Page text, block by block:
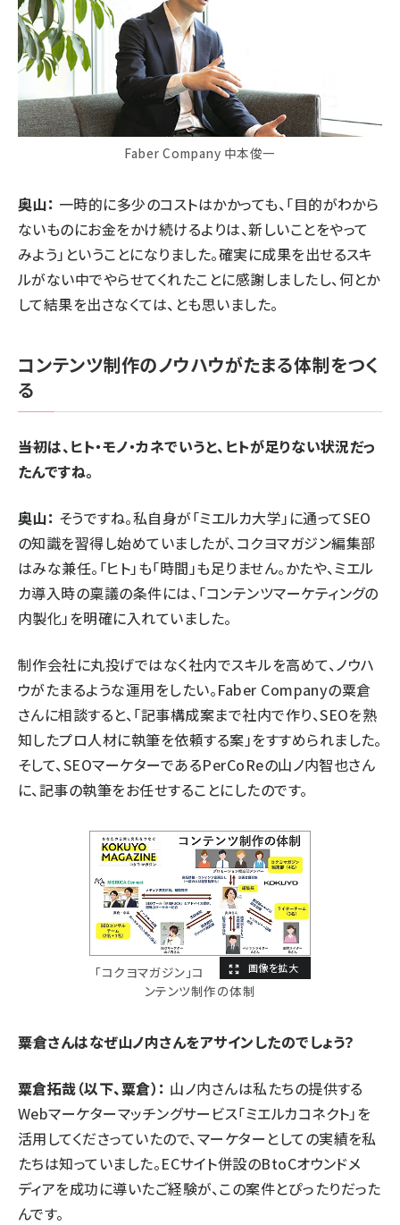
Faber Company 中本俊一
奥山： 一時的に多少のコストはかかっても、「目的がわから
ないものにお金をかけ続けるよりは、新しいことをやって
みよう」ということになりました。確実に成果を出せるスキ
ルがない中でやらせてくれたことに感謝しましたし、何とか
して結果を出さなくては、とも思いました。
コンテンツ制作のノウハウがたまる体制をつく
る
――当初は、ヒト・モノ・カネでいうと、ヒトが足りない状況だっ
たんですね。
奥山： そうですね。私自身が「ミエルカ大学 」に通ってSEO
の知識を習得し始めていましたが、コクヨマガジン編集部
はみな兼任。「ヒト」も「時間」も足りません。かたや、ミエル
カ導入時の稟議の条件には、「コンテンツマーケティングの
内製化」を明確に入れていました。
制作会社に丸投げではなく社内でスキルを高めて、ノウハ
ウがたまるような運用をしたい。Faber Companyの粟倉
さんに相談すると、「記事構成案まで社内で作り、SEOを熟
知したプロ人材に執筆を依頼する案」をすすめられました。
そして、SEOマーケターであるPerCoReの山ノ内智也さん
に、記事の執筆をお任せすることにしたのです。
「コクヨマガジン」コ
ンテンツ制作の体制
――粟倉さんはなぜ山ノ内さんをアサインしたのでしょう？
粟倉拓哉（以下、粟倉）： 山ノ内さんは私たちの提供する
Webマーケターマッチングサービス「ミエルカコネクト」を
活用してくださっていたので、マーケターとしての実績を私
たちは知っていました。ECサイト併設のBtoCオウンドメ
ディアを成功に導いたご経験が、この案件とぴったりだった
んです。